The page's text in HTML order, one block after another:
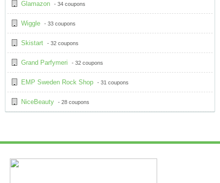
Glamazon - 34 coupons
Wiggle - 33 coupons
Skistart - 32 coupons
Grand Parfymeri - 32 coupons
EMP Sweden Rock Shop - 31 coupons
NiceBeauty - 28 coupons